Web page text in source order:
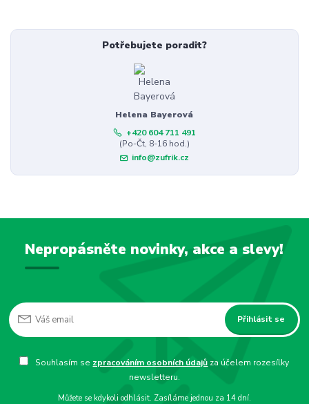
Potřebujete poradit?
Helena Bayerová
+420 604 711 491
(Po-Čt, 8-16 hod.)
info@zufrik.cz
Nepropásněte novinky, akce a slevy!
Přihlásit se
Souhlasím se zpracováním osobních údajů za účelem rozesílky
newsletteru.
Můžete se kdykoli odhlásit. Zasíláme jednou za 14 dní.